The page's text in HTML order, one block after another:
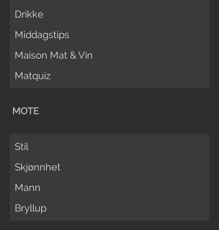
Drikke
Middagstips
Maison Mat & Vin
Matquiz
MOTE
Stil
Skjønnhet
Mann
Bryllup